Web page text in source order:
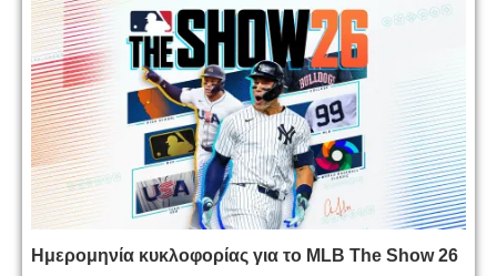
Ημερομηνία κυκλοφορίας για το MLB The Show 26